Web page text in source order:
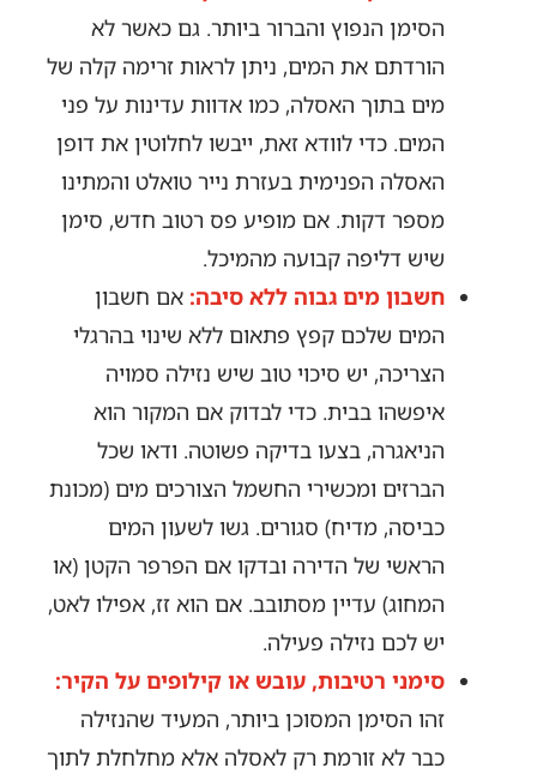
הסימן הנפוץ והברור ביותר. גם כאשר לא
הורדתם את המים, ניתן לראות זרימה קלה של
מים בתוך האסלה, כמו אדוות עדינות על פני
המים. כדי לוודא זאת, ייבשו לחלוטין את דופן
האסלה הפנימית בעזרת נייר טואלט והמתינו
מספר דקות. אם מופיע פס רטוב חדש, סימן
שיש דליפה קבועה מהמיכל.
חשבון מים גבוה ללא סיבה: אם חשבון
המים שלכם קפץ פתאום ללא שינוי בהרגלי
הצריכה, יש סיכוי טוב שיש נזילה סמויה
איפשהו בבית. כדי לבדוק אם המקור הוא
הניאגרה, בצעו בדיקה פשוטה. ודאו שכל
הברזים ומכשירי החשמל הצורכים מים (מכונת
כביסה, מדיח) סגורים. גשו לשעון המים
הראשי של הדירה ובדקו אם הפרפר הקטן (או
המחוג) עדיין מסתובב. אם הוא זז, אפילו לאט,
יש לכם נזילה פעילה.
סימני רטיבות, עובש או קילופים על הקיר:
זהו הסימן המסוכן ביותר, המעיד שהנזילה
כבר לא זורמת רק לאסלה אלא מחלחלת לתוך